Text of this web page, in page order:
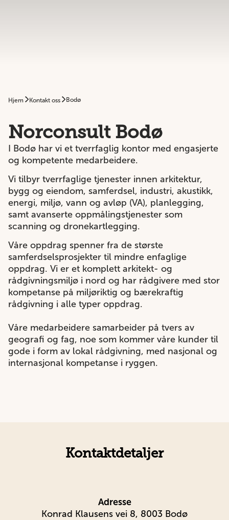
Hjem Kontakt oss Bodø
Norconsult Bodø
I Bodø har vi et tverrfaglig kontor med engasjerte
og kompetente medarbeidere.
Vi tilbyr tverrfaglige tjenester innen arkitektur,
bygg og eiendom, samferdsel, industri, akustikk,
energi, miljø, vann og avløp (VA), planlegging,
samt avanserte oppmålingstjenester som
scanning og dronekartlegging.
Våre oppdrag spenner fra de største
samferdselsprosjekter til mindre enfaglige
oppdrag. Vi er et komplett arkitekt- og
rådgivningsmiljø i nord og har rådgivere med stor
kompetanse på miljøriktig og bærekraftig
rådgivning i alle typer oppdrag.
Våre medarbeidere samarbeider på tvers av
geografi og fag, noe som kommer våre kunder til
gode i form av lokal rådgivning, med nasjonal og
internasjonal kompetanse i ryggen.
Kontaktdetaljer
Adresse
Konrad Klausens vei 8, 8003 Bodø